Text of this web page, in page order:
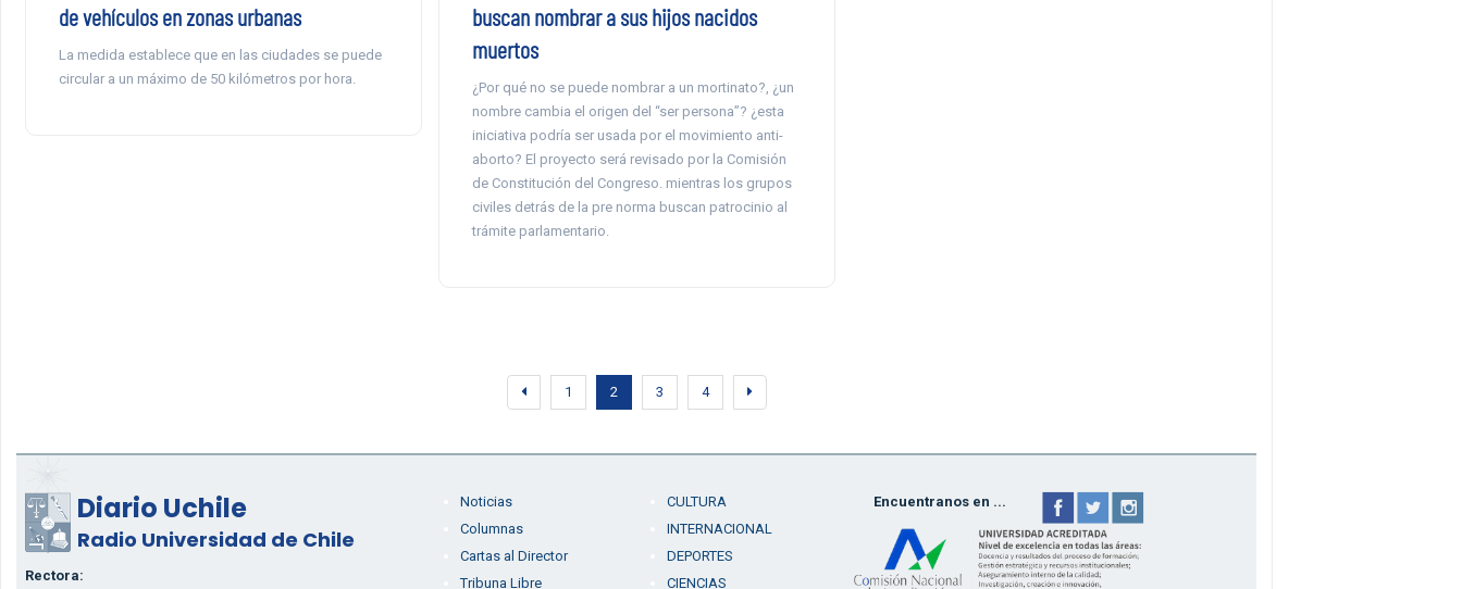
de vehículos en zonas urbanas
La medida establece que en las ciudades se puede
circular a un máximo de 50 kilómetros por hora.
buscan nombrar a sus hijos nacidos
muertos
¿Por qué no se puede nombrar a un mortinato?, ¿un
nombre cambia el origen del “ser persona”? ¿esta
iniciativa podría ser usada por el movimiento anti-
aborto? El proyecto será revisado por la Comisión
de Constitución del Congreso. mientras los grupos
civiles detrás de la pre norma buscan patrocinio al
trámite parlamentario.
1 2 3 4
Diario Uchile
Radio Universidad de Chile
Rectora:
Noticias
Columnas
Cartas al Director
Tribuna Libre
CULTURA
INTERNACIONAL
DEPORTES
CIENCIAS
Encuentranos en ...